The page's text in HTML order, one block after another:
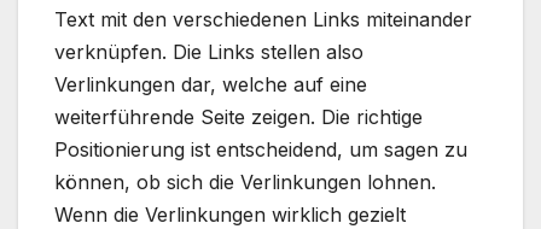
Text mit den verschiedenen Links miteinander
verknüpfen. Die Links stellen also
Verlinkungen dar, welche auf eine
weiterführende Seite zeigen. Die richtige
Positionierung ist entscheidend, um sagen zu
können, ob sich die Verlinkungen lohnen.
Wenn die Verlinkungen wirklich gezielt